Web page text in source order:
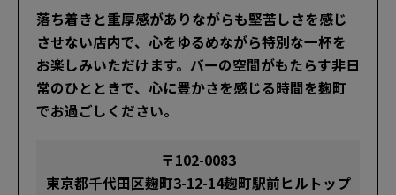
落ち着きと重厚感がありながらも堅苦しさを感じ
させない店内で、心をゆるめながら特別な一杯を
お楽しみいただけます。バーの空間がもたらす非日
常のひとときで、心に豊かさを感じる時間を麹町
でお過ごしください。
〒102-0083
東京都千代田区麹町3-12-14麹町駅前ヒルトップ